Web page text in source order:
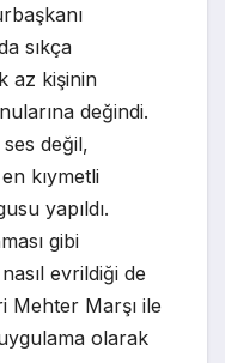
sıkça
az kişinin
değindi.
ses değil,
kıymetli
yapıldı.
gibi
evrildiği de
Mehter Marşı ile
olarak